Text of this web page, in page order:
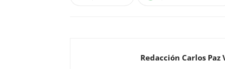
Redacción Carlos Paz